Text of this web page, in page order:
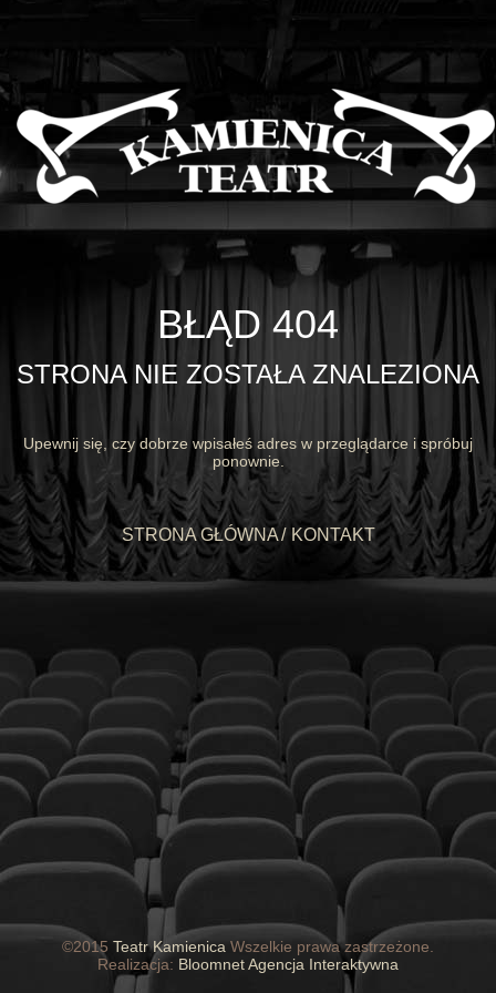
BŁĄD 404
STRONA NIE ZOSTAŁA ZNALEZIONA
Upewnij się, czy dobrze wpisałeś adres w przeglądarce i spróbuj
ponownie.
STRONA GŁÓWNA KONTAKT
©2015 Teatr Kamienica Wszelkie prawa zastrzeżone.
Realizacja: Bloomnet Agencja Interaktywna